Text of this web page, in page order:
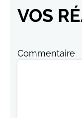
VOS
Commentaire